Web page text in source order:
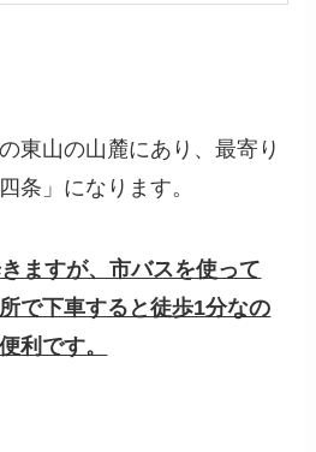
東山の山麓にあり、最寄り
条」になります。
ますが、市バスを使って
で下車すると徒歩1分なの
利です。